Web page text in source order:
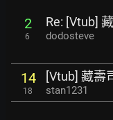
2
6
Re: [Vtub]
dodosteve
14
18
[Vtub] 藏壽
stan1231